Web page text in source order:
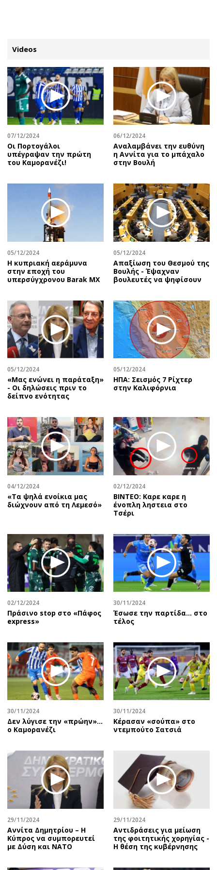
ΚΑΤΗΓΟΡΙΕΣ ΣΥΝΔΕΣΗ
Κύπρος
Παιδεία
Υγεία
Πολιτική
Βουλευτικές 2026
Προεδρικές 2023
Δημοσκοπήσεις
Διπλωματία
Αθλητισμός
Κύπρος
Ελλάδα
Διεθνή
Κληρώσεις Allwyn
Οικονομία
Real Estate
Επιχειρήσεις
Αγορές
Money Review
AstroBank Properties
Trends
Ναυτιλία
Περιβάλλον
Ελλάδα
Κόσμος
Πολιτισμός
Σινεμά
Μουσική
Εικαστικά
Βιβλίο
Χειρόγραφα
Απόψεις
Αρθρογραφία
The Hill
Υγεία
Αγγελίες
Πωλούνται
Ζητούν εργασία
Θέσεις εργασίας
Geek
Νέα
Κινητά-tablets
Social
Αυτοκίνηση
Πολιτική
Οικονομία
Γενικά
Αναδρομές
Πρόσωπα
Περιβάλλον
Showbiz
Ταξίδια
Συνταγές
Έξοδος
Εκπομπές
Wine routes
Uncut
Προσφορές
Προσωπικότητες στην ''Κ''
Επιστολές
Videos
07/12/2024
Οι Πορτογάλοι
υπέγραψαν την πρώτη
του Καμορανέζι!
06/12/2024
Αναλαμβάνει την ευθύνη
η Αννίτα για το μπάχαλο
στην Βουλή
05/12/2024
Η κυπριακή αεράμυνα
στην εποχή του
υπερσύγχρονου Barak MX
05/12/2024
Απαξίωση του Θεσμού της
Βουλής - Έψαχναν
βουλευτές να ψηφίσουν
05/12/2024
«Μας ενώνει η παράταξη»
- Οι δηλώσεις πριν το
δείπνο ενότητας
05/12/2024
ΗΠΑ: Σεισμός 7 Ρίχτερ
στην Καλιφόρνια
04/12/2024
«Τα ψηλά ενοίκια μας
διώχνουν από τη Λεμεσό»
02/12/2024
ΒΙΝΤΕΟ: Καρε καρε η
ένοπλη ληστεια στο
Τσέρι
02/12/2024
Πράσινο stop στο «Πάφος
express»
30/11/2024
Έσωσε την παρτίδα… στο
τέλος
30/11/2024
Δεν λύγισε την «πρώην»…
ο Καμορανέζι
30/11/2024
Κέρασαν «σούπα» στο
ντεμπούτο Σατσιά
29/11/2024
Αννίτα Δημητρίου – Η
Κύπρος να συμπορευτεί
με Δύση και ΝΑΤΟ
29/11/2024
Αντιδράσεις για μείωση
της φοιτητικής χορηγίας -
Η θέση της κυβέρνησης